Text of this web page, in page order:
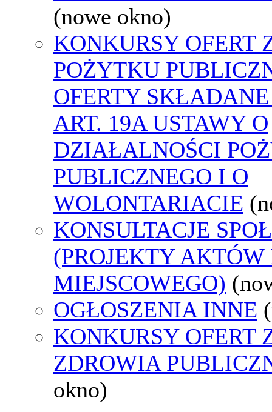
(nowe okno)
KONKURSY OFERT
POŻYTKU
OFERTY
ART. 19A USTAWY O
DZIAŁALNOŚCI
PUBLICZNEGO I O
WOLONTARIACIE
KONSULTACJE
(PROJEKTY AKTÓW
MIEJSCOWEGO)
OGŁOSZENIA INNE
KONKURSY OFERT
ZDROWIA
okno)